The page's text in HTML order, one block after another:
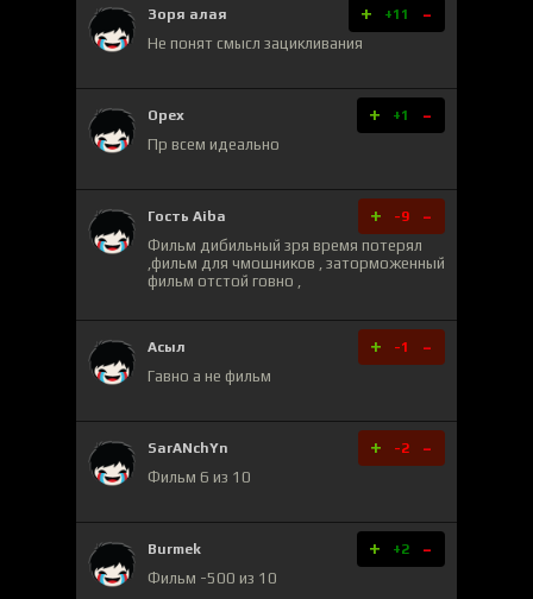
Зоря алая + +11 -
Не понят смысл зацикливания
Орех + +1 -
Пр всем идеально
Гость Aiba + -9 -
Фильм дибильный зря время потерял
,фильм для чмошников , заторможенный
фильм отстой говно ,
Асыл + -1 -
Гавно а не фильм
SarANchYn + -2 -
Фильм 6 из 10
Burmek + +2 -
Фильм -500 из 10